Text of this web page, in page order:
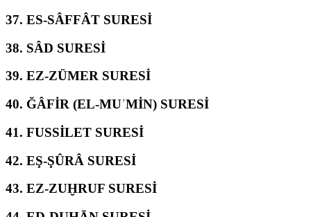
37. ES-SÂFFÂT SURESİ
38. SÂD SURESİ
39. EZ-ZÜMER SURESİ
40. ĞÂFİR (EL-MUʾMİN) SURESİ
41. FUSSİLET SURESİ
42. EŞ-ŞÛRÂ SURESİ
43. EZ-ZUḪRUF SURESİ